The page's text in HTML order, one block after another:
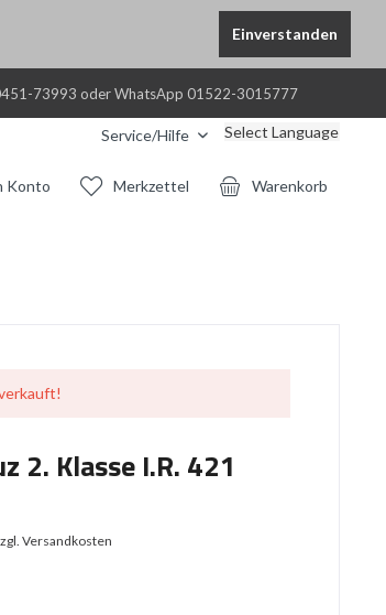
Einverstanden
73993 oder WhatsApp 01522-3015777
Service/Hilfe Select Language
Warenkorb
Merkzettel
Konto
2. Klasse I.R. 421
Versandkosten